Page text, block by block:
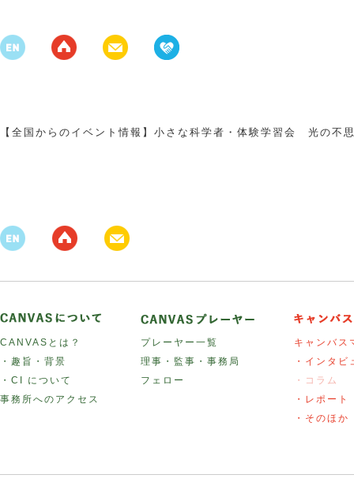
【全国からのイベント情報】小さな科学者・体験学習会 光の不
CANVASとは？
・趣旨・背景
・CI について
事務所へのアクセス
プレーヤー一覧
理事・監事・事務局
フェロー
キャンバス
・インタビ
・コラム
・レポート
・そのほか